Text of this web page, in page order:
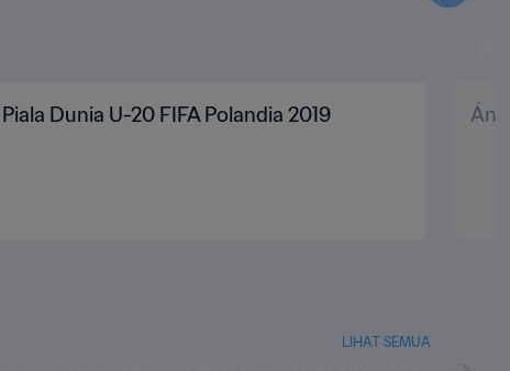
Dunia U-20 FIFA Polandia 2019
LIHAT SEMUA